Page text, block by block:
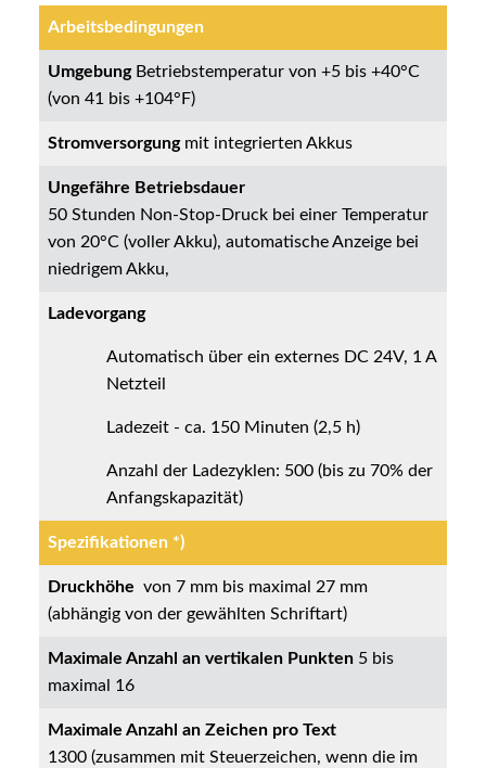
Arbeitsbedingungen
Umgebung Betriebstemperatur von +5 bis +40°C
(von 41 bis +104°F)
Stromversorgung mit integrierten Akkus
Ungefähre Betriebsdauer
50 Stunden Non-Stop-Druck bei einer Temperatur
von 20°C (voller Akku), automatische Anzeige bei
niedrigem Akku,
Ladevorgang
Automatisch über ein externes DC 24V, 1 A
Netzteil
Ladezeit - ca. 150 Minuten (2,5 h)
Anzahl der Ladezyklen: 500 (bis zu 70% der
Anfangskapazität)
Spezifikationen *)
Druckhöhe von 7 mm bis maximal 27 mm
(abhängig von der gewählten Schriftart)
Maximale Anzahl an vertikalen Punkten 5 bis
maximal 16
Maximale Anzahl an Zeichen pro Text
1300 (zusammen mit Steuerzeichen, wenn die im